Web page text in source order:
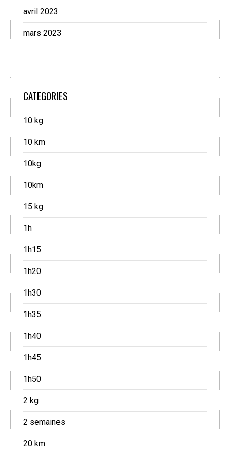
avril 2023
mars 2023
CATEGORIES
10 kg
10 km
10kg
10km
15 kg
1h
1h15
1h20
1h30
1h35
1h40
1h45
1h50
2 kg
2 semaines
20 km